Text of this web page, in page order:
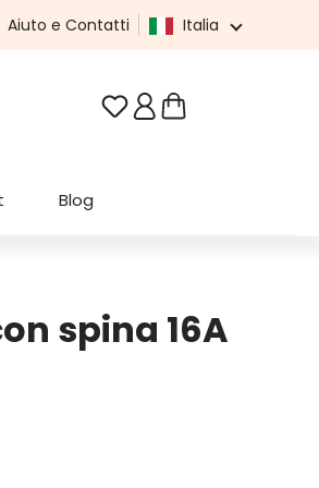
Aiuto e Contatti Italia
Hai 0 articoli nella
Blog
spina 16A